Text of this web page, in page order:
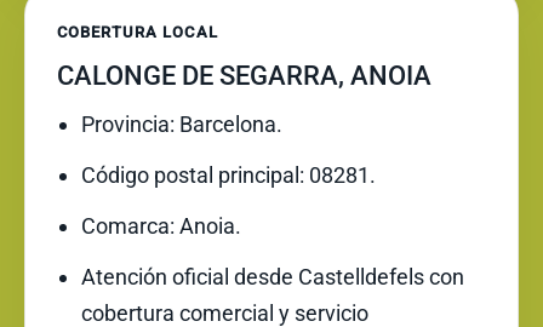
COBERTURA LOCAL
CALONGE DE SEGARRA, ANOIA
Provincia: Barcelona.
Código postal principal: 08281.
Comarca: Anoia.
Atención oficial desde Castelldefels con
cobertura comercial y servicio